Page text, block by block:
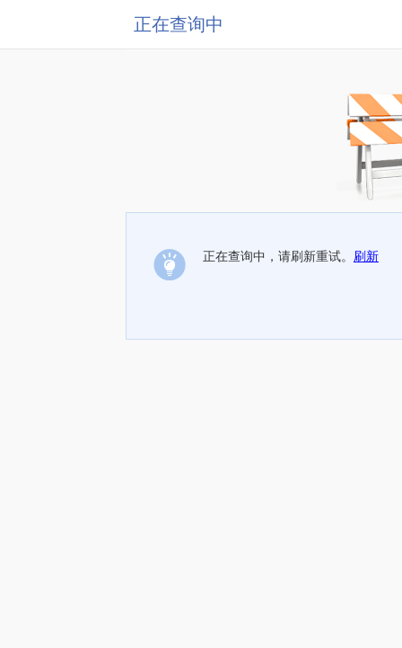
正在查询中
正在查询中，请刷新重试。 刷新